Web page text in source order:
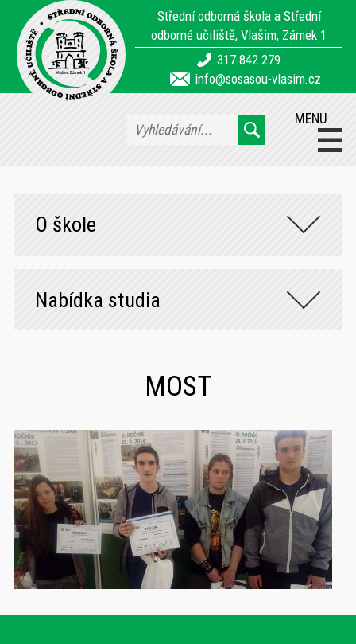
Střední odborná škola a Střední
odborné učiliště, Vlašim, Zámek 1
317 842 279
info@sosasou-vlasim.cz
MENU
O škole
Nabídka studia
MOST